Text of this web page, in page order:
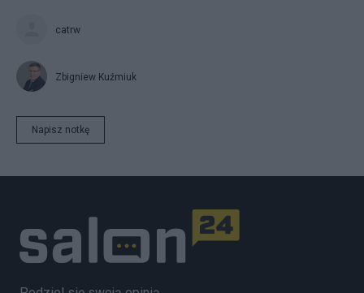
catrw
Zbigniew Kuźmiuk
Napisz notkę